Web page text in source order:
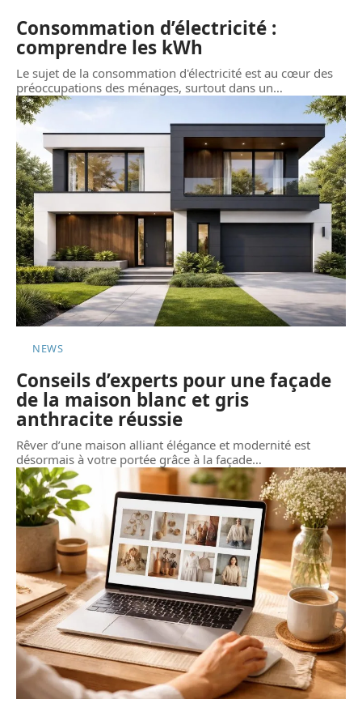
Consommation d’électricité :
comprendre les kWh
Le sujet de la consommation d'électricité est au cœur des
préoccupations des ménages, surtout dans un…
NEWS
Conseils d’experts pour une façade
de la maison blanc et gris
anthracite réussie
Rêver d’une maison alliant élégance et modernité est
désormais à votre portée grâce à la façade…